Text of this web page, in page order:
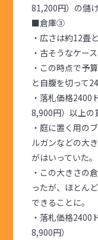
81,200円）の儲け
■倉庫③
・広さは約12畳
・古そうなケー
・この時点で予
と自腹を切って
・落札価格2400
8,900円）以上の
・庭に置く用の
ルガンなどの大
がはいっていた。
・この大きさの
ったが、ほとん
できることに。
・落札価格2400
8,900円）